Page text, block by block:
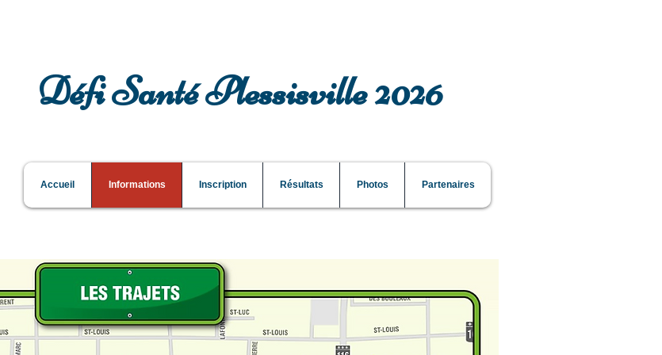
Défi Santé Plessisville 2026
Accueil Informations Inscription Résultats Photos Partenaires